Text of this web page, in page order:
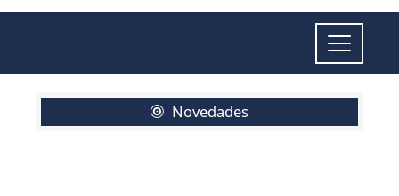
Novedades